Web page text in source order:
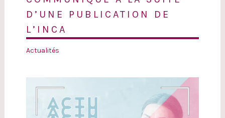
D’UNE PUBLICATION DE
L’INCA
Actualités